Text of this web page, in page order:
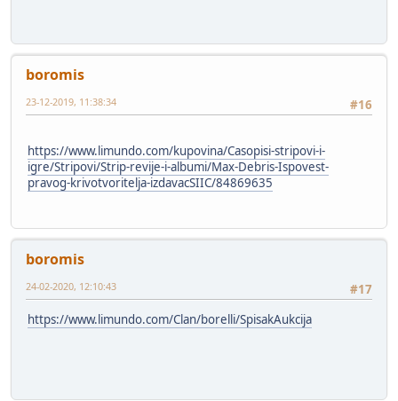
boromis
#16
23-12-2019, 11:38:34
https://www.limundo.com/kupovina/Casopisi-stripovi-i-
igre/Stripovi/Strip-revije-i-albumi/Max-Debris-Ispovest-
pravog-krivotvoritelja-izdavacSIIC/84869635
boromis
#17
24-02-2020, 12:10:43
https://www.limundo.com/Clan/borelli/SpisakAukcija